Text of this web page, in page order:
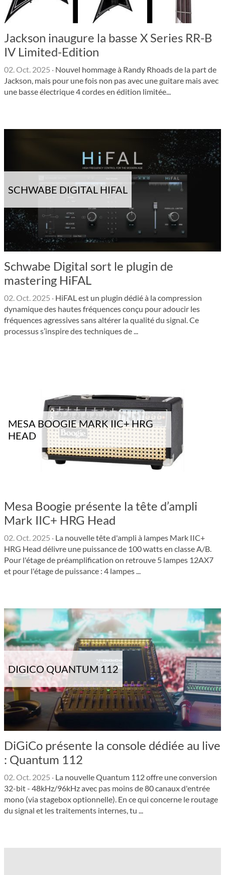
Jackson inaugure la basse X Series RR-B
IV Limited-Edition
02. Oct. 2025 · Nouvel hommage à Randy Rhoads de la part de
Jackson, mais pour une fois non pas avec une guitare mais avec
une basse électrique 4 cordes en édition limitée...
SCHWABE DIGITAL HIFAL
Schwabe Digital sort le plugin de
mastering HiFAL
02. Oct. 2025 · HiFAL est un plugin dédié à la compression
dynamique des hautes fréquences conçu pour adoucir les
fréquences agressives sans altérer la qualité du signal. Ce
processus s’ins­pire des techniques de ...
MESA BOOGIE MARK IIC+ HRG
HEAD
Mesa Boogie présente la tête d’ampli
Mark IIC+ HRG Head
02. Oct. 2025 · La nouvelle tête d'ampli à lampes Mark IIC+
HRG Head délivre une puissance de 100 watts en classe A/B.
Pour l'étage de préamplification on retrouve 5 lampes 12AX7
et pour l'étage de puissance : 4 lampes ...
DIGICO QUANTUM 112
DiGiCo présente la console dédiée au live
: Quantum 112
02. Oct. 2025 · La nouvelle Quantum 112 offre une conversion
32-bit - 48kHz/96kHz avec pas moins de 80 canaux d'entrée
mono (via stagebox optionnelle). En ce qui concerne le routage
du signal et les traitements internes, tu ...